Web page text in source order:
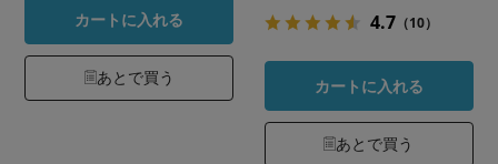
カートに入れる
あとで買う
4.7 （10）
カートに入れる
あとで買う